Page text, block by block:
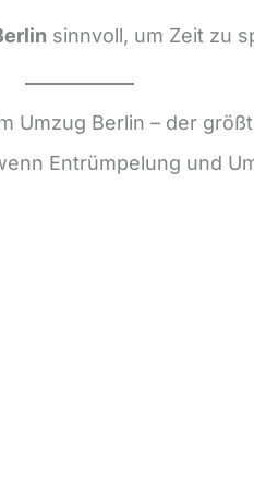
sinnvoll, um Zeit zu
Umzug Berlin – der
Entrümpelung und